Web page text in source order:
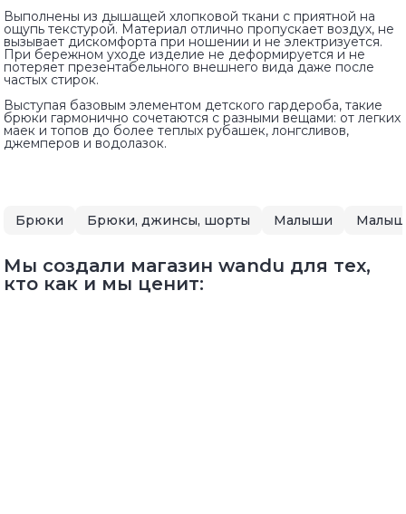
Выполнены из дышащей хлопковой ткани с приятной на
ощупь текстурой. Материал отлично пропускает воздух, не
вызывает дискомфорта при ношении и не электризуется.
При бережном уходе изделие не деформируется и не
потеряет презентабельного внешнего вида даже после
частых стирок.
Выступая базовым элементом детского гардероба, такие
брюки гармонично сочетаются с разными вещами: от легких
маек и топов до более теплых рубашек, лонгсливов,
джемперов и водолазок.
Брюки Брюки, джинсы, шорты Малыши
Мы создали магазин wandu для тех,
кто как и мы ценит: